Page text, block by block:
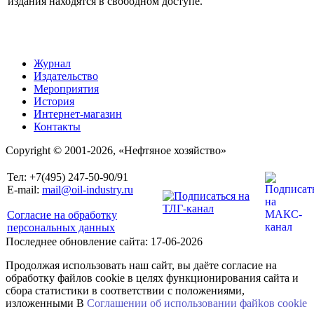
Журнал
Издательство
Мероприятия
История
Интернет-магазин
Контакты
Copyright © 2001-2026, «Нефтяное хозяйство»
Тел: +7(495) 247-50-90/91
E-mail: mail@oil-industry.ru
Согласие на обработку
персональных данных
Последнее обновление сайта: 17-06-2026
Продолжая использовать наш сайт, вы даёте согласие на
обработку файлов cookie в целях функционирования сайта и
сбора статистики в соответствии с положениями,
изложенными В Соглашении об использовании файkов cookie